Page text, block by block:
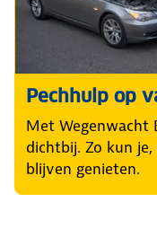
Pechhulp op
Met Wegenwacht
dichtbij. Zo kun
blijven genieten.